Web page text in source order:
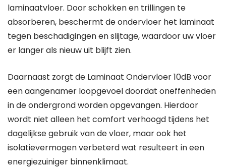
laminaatvloer. Door schokken en trillingen te
absorberen, beschermt de ondervloer het laminaat
tegen beschadigingen en slijtage, waardoor uw vloer
er langer als nieuw uit blijft zien.
Daarnaast zorgt de Laminaat Ondervloer 10dB voor
een aangenamer loopgevoel doordat oneffenheden
in de ondergrond worden opgevangen. Hierdoor
wordt niet alleen het comfort verhoogd tijdens het
dagelijkse gebruik van de vloer, maar ook het
isolatievermogen verbeterd wat resulteert in een
energiezuiniger binnenklimaat.